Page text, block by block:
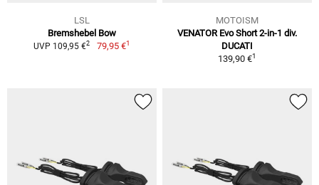
LSL
Bremshebel Bow
UVP 109,95 €2 79,95 €1
MOTOISM
VENATOR Evo Short 2-in-1 div.
DUCATI
139,90 €1